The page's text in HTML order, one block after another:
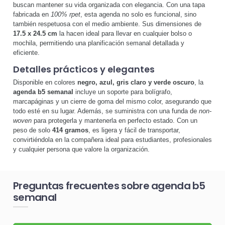
buscan mantener su vida organizada con elegancia. Con una tapa
fabricada en 100% rpet , esta agenda no solo es funcional, sino
también respetuosa con el medio ambiente. Sus dimensiones de
17.5 x 24.5 cm la hacen ideal para llevar en cualquier bolso o
mochila, permitiendo una planificación semanal detallada y
eficiente.
Detalles prácticos y elegantes
Disponible en colores negro, azul, gris claro y verde oscuro, la
agenda b5 semanal incluye un soporte para bolígrafo,
marcapáginas y un cierre de goma del mismo color, asegurando que
todo esté en su lugar. Además, se suministra con una funda de non-
woven para protegerla y mantenerla en perfecto estado. Con un
peso de solo 414 gramos, es ligera y fácil de transportar,
convirtiéndola en la compañera ideal para estudiantes, profesionales
y cualquier persona que valore la organización.
Preguntas frecuentes sobre agenda b5
semanal